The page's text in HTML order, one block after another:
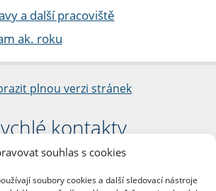
souhlas s cookies
soubory cookies a další sledovací nástroje
a další pracoviště
ak. roku
plnou verzi stránek
kontakty
Filozofická fakulta
Jana Palacha 1/2